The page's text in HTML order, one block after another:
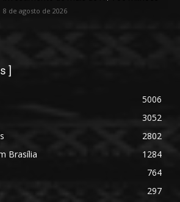
8 de agosto de 2026
]
5006
3052
2802
Brasília
1284
764
297